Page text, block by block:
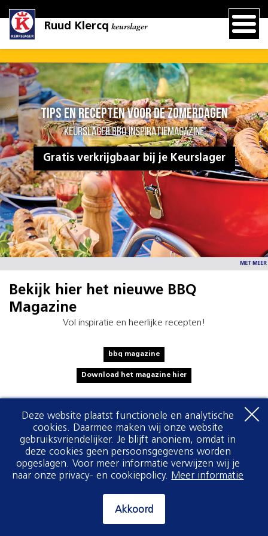
Ruud Klercq keurslager
Tips en recepten voor de zomerdagen
KEURSLAGER BBQ INSPIRATIEMAGAZINE
Gratis verkrijgbaar bij je Keurslager
Bekijk hier het nieuwe BBQ
Magazine
Vol inspiratie en heerlijke recepten!
bbq magazine
Download het magazine hier
Deze website plaatst functionele en analytische
cookies. Daarmee maken wij onze website
gebruiksvriendelijker. Je blijft anoniem, omdat in
deze cookies geen persoonsgegevens worden
opgeslagen. Voor meer informatie verwijzen wij je
naar onze privacy- en cookiepolicy. Meer informatie
Akkoord